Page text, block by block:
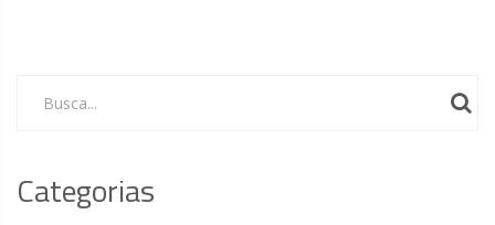
Busca...
Categorias